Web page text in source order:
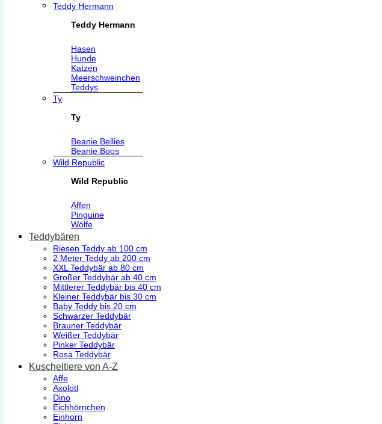
Teddy Hermann
Teddy Hermann
Hasen
Hunde
Katzen
Meerschweinchen
Teddys
Ty
Ty
Beanie Bellies
Beanie Boos
Wild Republic
Wild Republic
Affen
Pinguine
Wölfe
Teddybären
Riesen Teddy ab 100 cm
2 Meter Teddy ab 200 cm
XXL Teddybär ab 80 cm
Großer Teddybär ab 40 cm
Mittlerer Teddybär bis 40 cm
Kleiner Teddybär bis 30 cm
Baby Teddy bis 20 cm
Schwarzer Teddybär
Brauner Teddybär
Weißer Teddybär
Pinker Teddybär
Rosa Teddybär
Kuscheltiere von A-Z
Affe
Axolotl
Dino
Eichhörnchen
Einhorn